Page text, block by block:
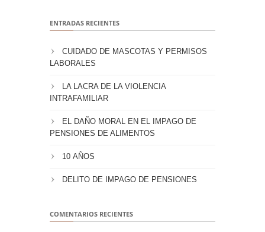
ENTRADAS RECIENTES
CUIDADO DE MASCOTAS Y PERMISOS
LABORALES
LA LACRA DE LA VIOLENCIA
INTRAFAMILIAR
EL DAÑO MORAL EN EL IMPAGO DE
PENSIONES DE ALIMENTOS
10 AÑOS
DELITO DE IMPAGO DE PENSIONES
COMENTARIOS RECIENTES